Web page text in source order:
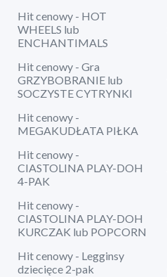
Hit cenowy - HOT
WHEELS lub
ENCHANTIMALS
Hit cenowy - Gra
GRZYBOBRANIE lub
SOCZYSTE CYTRYNKI
Hit cenowy -
MEGAKUDŁATA PIŁKA
Hit cenowy -
CIASTOLINA PLAY-DOH
4-PAK
Hit cenowy -
CIASTOLINA PLAY-DOH
KURCZAK lub POPCORN
Hit cenowy - Legginsy
dziecięce 2-pak